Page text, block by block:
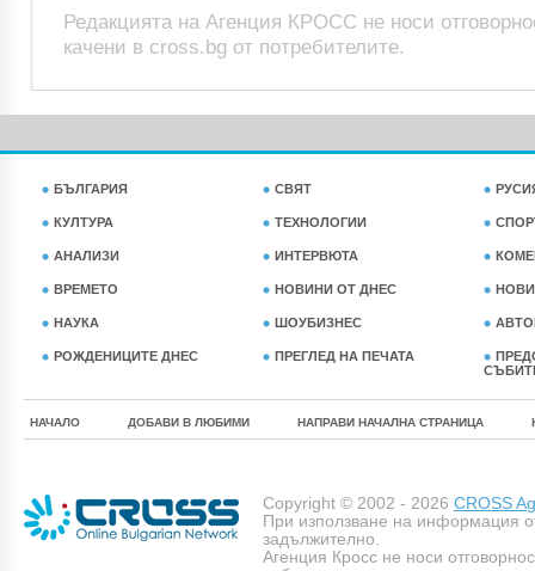
Редакцията на Агенция КРОСС не носи
качени в cross.bg от потребителите.
БЪЛГАРИЯ СВЯТ
КУЛТУРА ТЕХНОЛОГИИ
АНАЛИЗИ ИНТЕРВЮТА
ВРЕМЕТО НОВИНИ ОТ ДНЕС
НАУКА ШОУБИЗНЕС
РОЖДЕНИЦИТЕ ДНЕС ПРЕГЛЕД НА ПЕЧАТА
НАЧАЛО ДОБАВИ В ЛЮБИМИ НАПРАВИ НАЧАЛНА СТРАНИЦА
Copyright © 2002 - 2026 CROSS
При използване на информация
задължително.
Агенция Кросс не носи